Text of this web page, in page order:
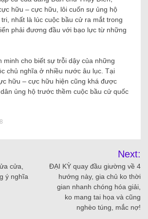
hữu – cực hữu, lôi cuốn sự ủng hộ
nhất là lúc cuộc bầu cử ra mắt trong
phải đương đầu với bạo lực từ những
minh cho biết sự trỗi dậy của những
chủ nghĩa ở nhiều nước âu lục. Tại
hữu – cực hữu hiện cũng khá được
ủng hộ trước thềm cuộc bầu cử quốc
cửa,
ý nghĩa
Next:
ĐẠI KỲ quay đầu giường về 4
hướng này, gia chủ ko thời
gian nhanh chóng hóa giải,
ko mang tai họa và cũng
nghèo túng, mắc nợ!